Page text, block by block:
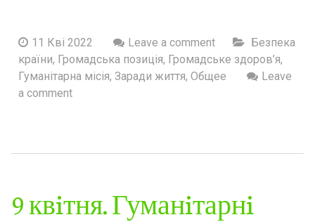
11 Кві 2022 Leave a comment
Безпека
країни, Громадська позиція, Громадське здоров’я,
Гуманітарна місія, Заради життя, Общее
Leave
a comment
9 квiтня. Гуманiтарнi